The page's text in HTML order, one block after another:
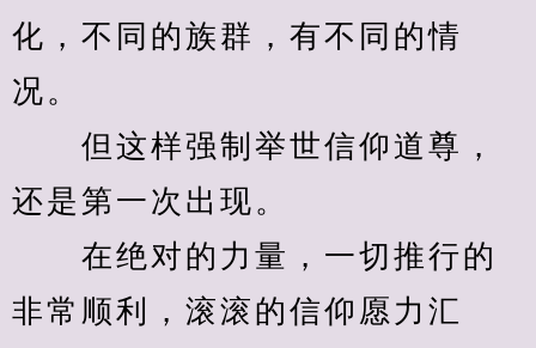
化，不同的族群，有不同的情
况。
但这样强制举世信仰道尊，
还是第一次出现。
在绝对的力量，一切推行的
非常顺利，滚滚的信仰愿力汇